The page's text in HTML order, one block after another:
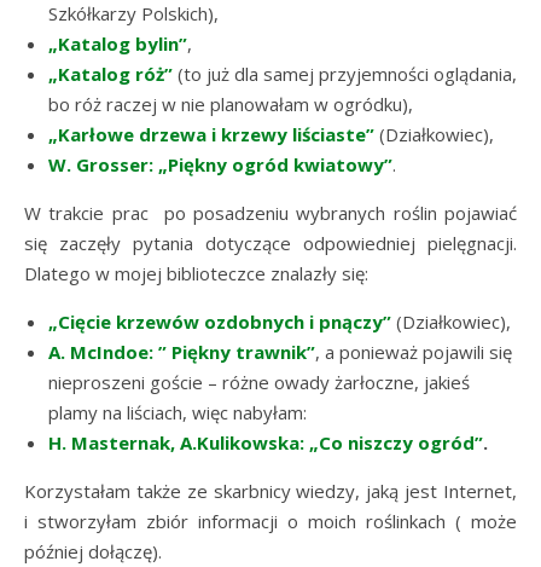
Szkółkarzy Polskich),
„Katalog bylin”,
„Katalog róż” (to już dla samej przyjemności oglądania,
bo róż raczej w nie planowałam w ogródku),
„Karłowe drzewa i krzewy liściaste” (Działkowiec),
W. Grosser: „Piękny ogród kwiatowy”.
W trakcie prac po posadzeniu wybranych roślin pojawiać
się zaczęły pytania dotyczące odpowiedniej pielęgnacji.
Dlatego w mojej biblioteczce znalazły się:
„Cięcie krzewów ozdobnych i pnączy” (Działkowiec),
A. McIndoe: ” Piękny trawnik”, a ponieważ pojawili się
nieproszeni goście – różne owady żarłoczne, jakieś
plamy na liściach, więc nabyłam:
H. Masternak, A.Kulikowska: „Co niszczy ogród”.
Korzystałam także ze skarbnicy wiedzy, jaką jest Internet,
i stworzyłam zbiór informacji o moich roślinkach ( może
później dołączę).